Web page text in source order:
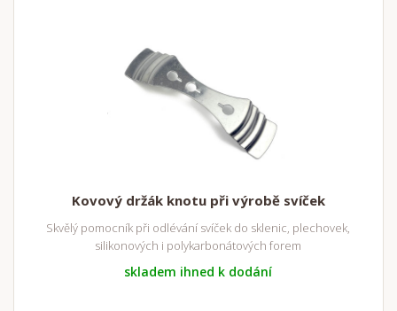
Kovový držák knotu při výrobě svíček
Skvělý pomocník při odlévání svíček do sklenic, plechovek,
silikonových i polykarbonátových forem
skladem ihned k dodání